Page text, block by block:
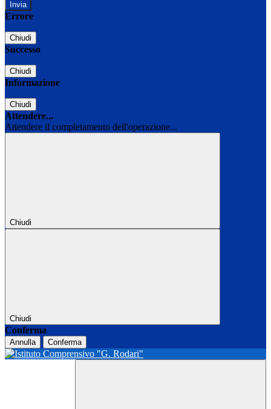
Errore
Chiudi
Successo
Chiudi
Informazione
Chiudi
Attendere...
Attendere il completamento dell'operazione...
Chiudi
Chiudi
Conferma
Annulla Conferma